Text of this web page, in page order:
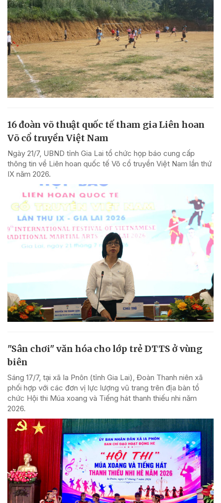
16 đoàn võ thuật quốc tế tham gia Liên hoan
Võ cổ truyền Việt Nam
Ngày 21/7, UBND tỉnh Gia Lai tổ chức họp báo cung cấp
thông tin về Liên hoan quốc tế Võ cổ truyền Việt Nam lần thứ
IX năm 2026.
"Sân chơi" văn hóa cho lớp trẻ DTTS ở vùng
biên
Sáng 17/7, tại xã Ia Pnôn (tỉnh Gia Lai), Đoàn Thanh niên xã
phối hợp với các đơn vị lực lượng vũ trang trên địa bàn tổ
chức Hội thi Múa xoang và Tiếng hát thanh thiếu nhi năm
2026.